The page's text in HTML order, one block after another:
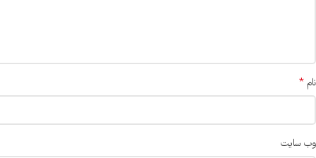
نام *
وب‌ سایت